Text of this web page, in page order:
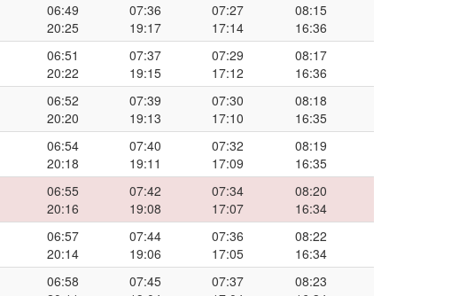
06:49
20:25
07:36
19:17
07:27
17:14
08:15
16:36
06:51
20:22
07:37
19:15
07:29
17:12
08:17
16:36
06:52
20:20
07:39
19:13
07:30
17:10
08:18
16:35
06:54
20:18
07:40
19:11
07:32
17:09
08:19
16:35
06:55
20:16
07:42
19:08
07:34
17:07
08:20
16:34
06:57
20:14
07:44
19:06
07:36
17:05
08:22
16:34
06:58
07:45
07:37
08:23